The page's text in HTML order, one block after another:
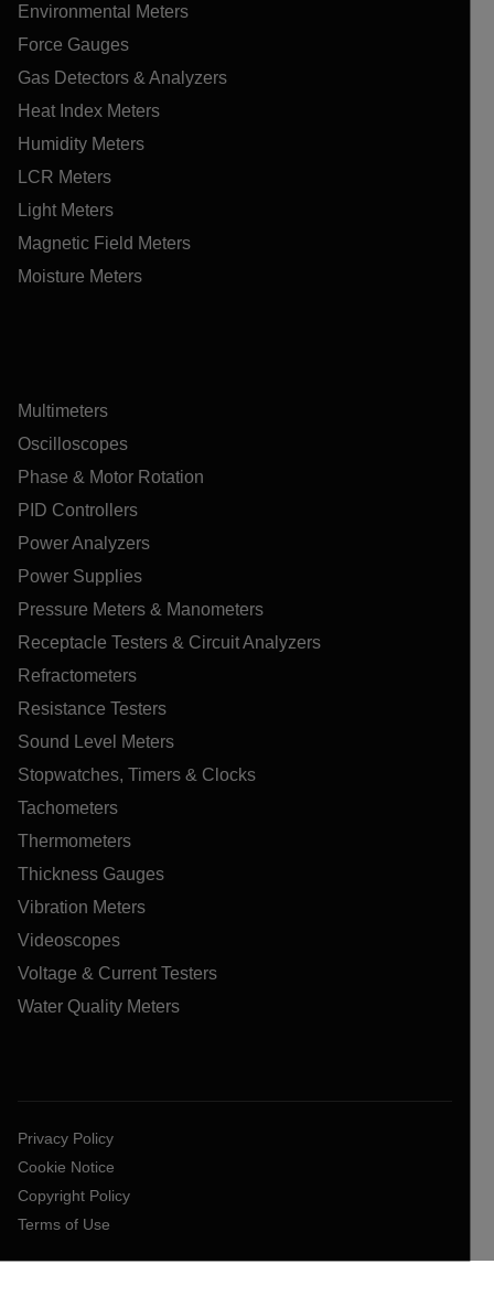
Environmental Meters
Force Gauges
Gas Detectors & Analyzers
Heat Index Meters
Humidity Meters
LCR Meters
Light Meters
Magnetic Field Meters
Moisture Meters
Multimeters
Oscilloscopes
Phase & Motor Rotation
PID Controllers
Power Analyzers
Power Supplies
Pressure Meters & Manometers
Receptacle Testers & Circuit Analyzers
Refractometers
Resistance Testers
Sound Level Meters
Stopwatches, Timers & Clocks
Tachometers
Thermometers
Thickness Gauges
Vibration Meters
Videoscopes
Voltage & Current Testers
Water Quality Meters
Privacy Policy
Cookie Notice
Copyright Policy
Terms of Use